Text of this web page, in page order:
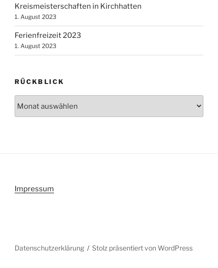
Kreismeisterschaften in Kirchhatten
1. August 2023
Ferienfreizeit 2023
1. August 2023
RÜCKBLICK
Impressum
Datenschutzerklärung Stolz präsentiert von WordPress